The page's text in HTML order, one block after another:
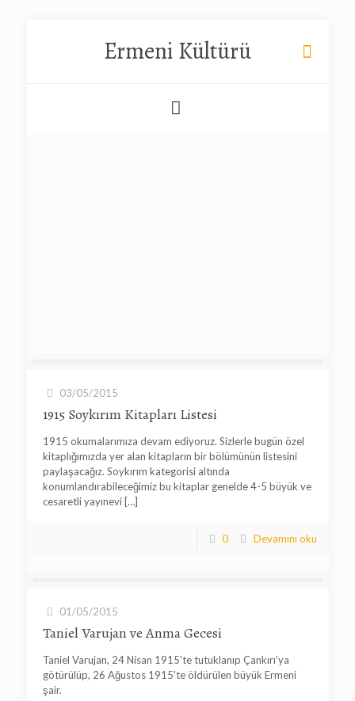
Ermeni Kültürü
03/05/2015
1915 Soykırım Kitapları Listesi
1915 okumalarımıza devam ediyoruz. Sizlerle bugün özel
kitaplığımızda yer alan kitapların bir bölümünün listesini
paylaşacağız. Soykırım kategorisi altında
konumlandırabileceğimiz bu kitaplar genelde 4-5 büyük ve
cesaretli yayınevi[…]
0 Devamını oku
01/05/2015
Taniel Varujan ve Anma Gecesi
Taniel Varujan, 24 Nisan 1915'te tutuklanıp Çankırı'ya
götürülüp, 26 Ağustos 1915'te öldürülen büyük Ermeni
şair.